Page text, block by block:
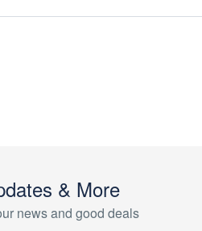
& More
news and good deals